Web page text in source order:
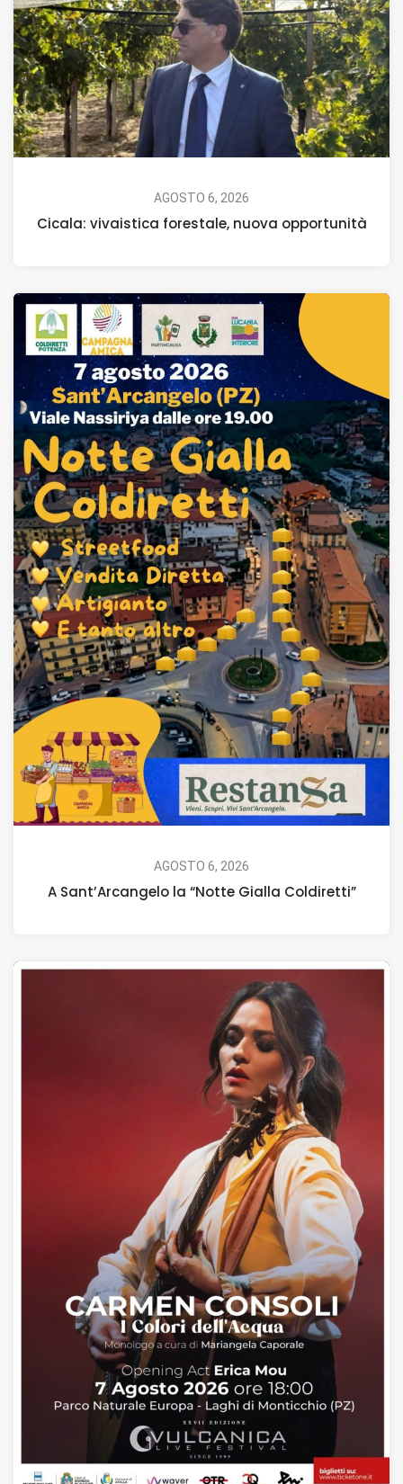
AGOSTO 6, 2026
Cicala: vivaistica forestale, nuova opportunità
AGOSTO 6, 2026
A Sant’Arcangelo la “Notte Gialla Coldiretti”